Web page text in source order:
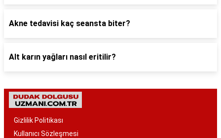
Akne tedavisi kaç seansta biter?
Alt karın yağları nasıl eritilir?
Gizlilik Politikası
Kullanıcı Sözleşmesi